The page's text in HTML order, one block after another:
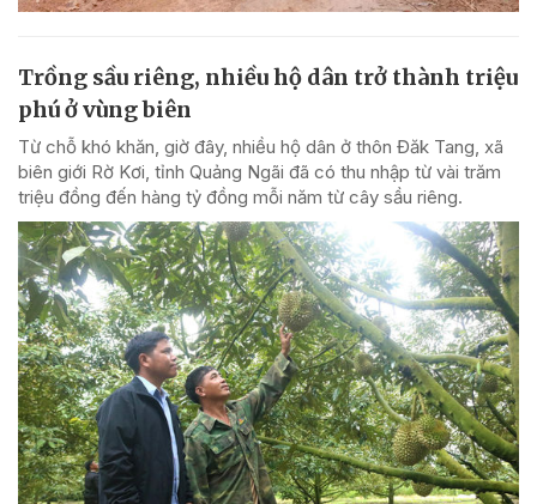
Trồng sầu riêng, nhiều hộ dân trở thành triệu
phú ở vùng biên
Từ chỗ khó khăn, giờ đây, nhiều hộ dân ở thôn Đăk Tang, xã
biên giới Rờ Kơi, tỉnh Quảng Ngãi đã có thu nhập từ vài trăm
triệu đồng đến hàng tỷ đồng mỗi năm từ cây sầu riêng.